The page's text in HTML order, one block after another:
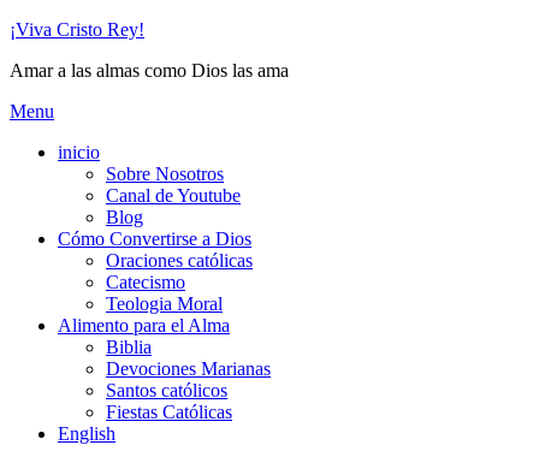
Skip
content
¡Viva Cristo Rey!
Amar a las almas como Dios las ama
Menu
inicio
Sobre Nosotros
Canal de Youtube
Blog
Cómo Convertirse a Dios
Oraciones católicas
Catecismo
Teologia Moral
Alimento para el Alma
Biblia
Devociones Marianas
Santos católicos
Fiestas Católicas
English